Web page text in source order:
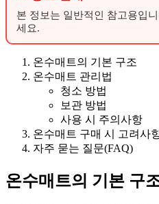
본 정보는 일반적인 참고용입
세요.
온수매트의 기본 구조
온수매트 관리법
청소 방법
보관 방법
사용 시 주의사항
온수매트 구매 시 고려사
자주 묻는 질문(FAQ)
온수매트의 기본 구